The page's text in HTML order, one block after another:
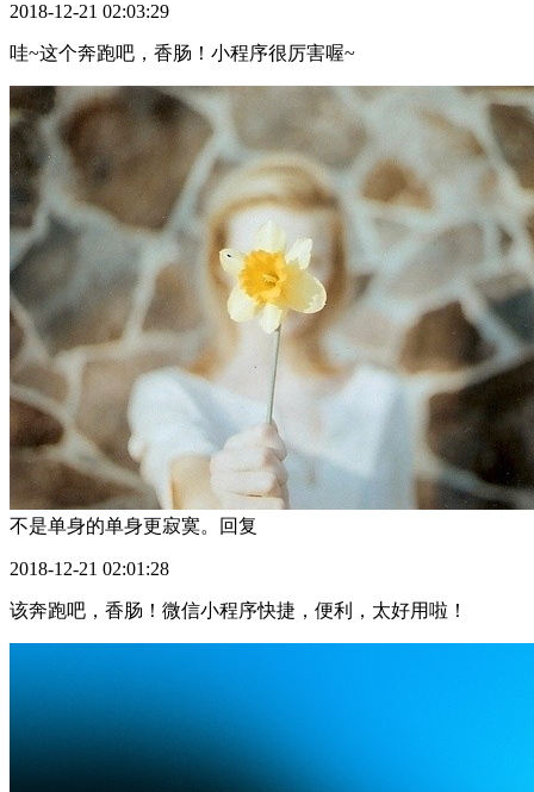
2018-12-21 02:03:29
哇~这个奔跑吧，香肠！小程序很厉害喔~
不是单身的单身更寂寞。 回复
2018-12-21 02:01:28
该奔跑吧，香肠！微信小程序快捷，便利，太好用啦！